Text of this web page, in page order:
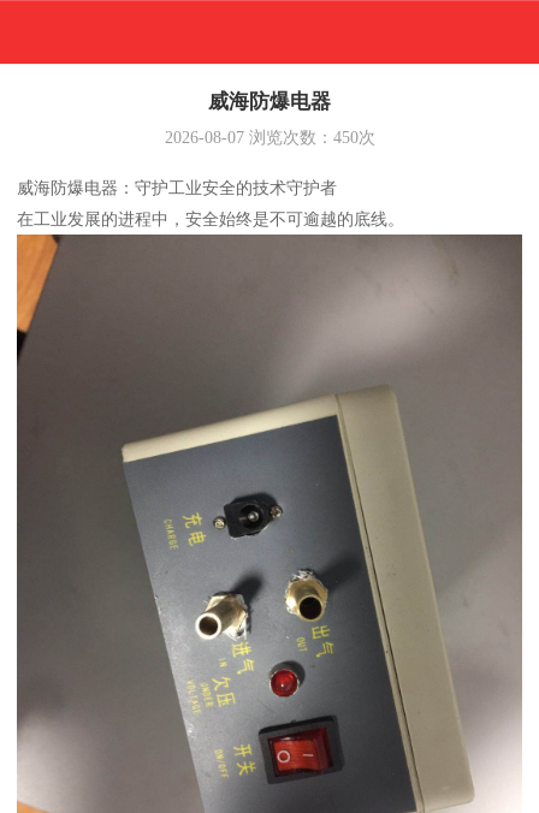
威海防爆电器
2026-08-07浏览次数： 450次
威海防爆电器：守护工业安全的技术守护者
在工业发展的进程中，安全始终是不可逾越的底线。